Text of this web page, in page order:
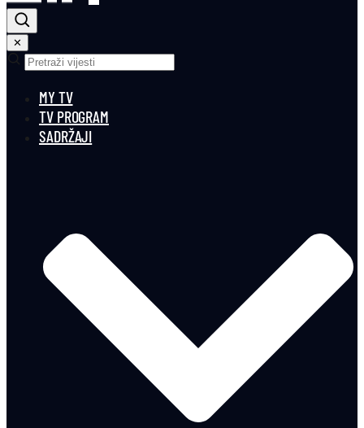
✕
MY TV
TV PROGRAM
SADRŽAJI